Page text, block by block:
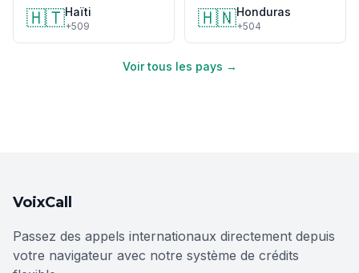
🇭🇹Haïti
+509 🇭🇳Honduras
+504
Voir tous les pays →
VoixCall
Passez des appels internationaux directement depuis
votre navigateur avec notre système de crédits